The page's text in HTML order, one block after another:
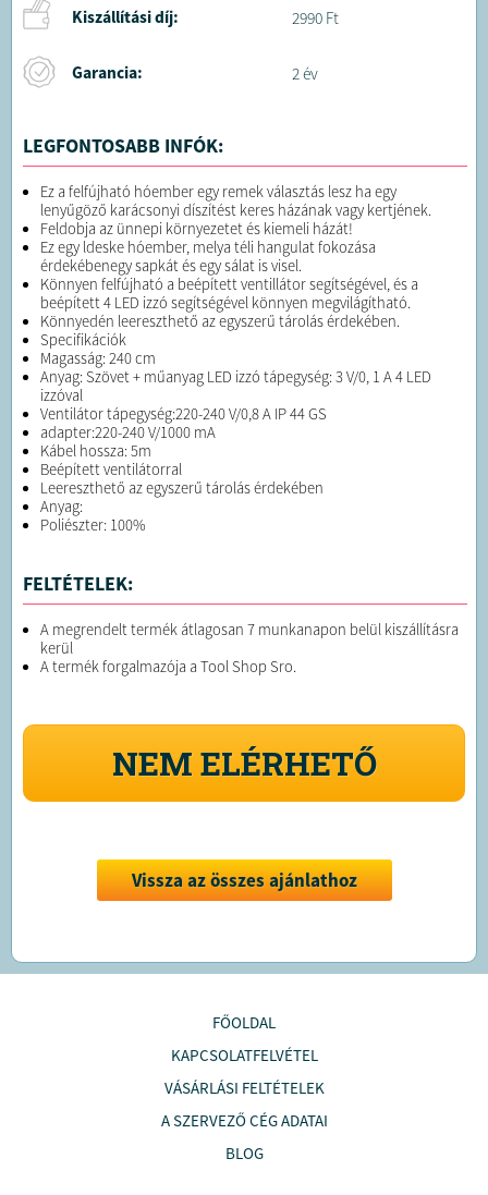
Kiszállítási díj: 2990 Ft
Garancia: 2 év
LEGFONTOSABB INFÓK:
Ez a felfújható hóember egy remek választás lesz ha egy
lenyűgöző karácsonyi díszítést keres házának vagy kertjének.
Feldobja az ünnepi környezetet és kiemeli házát!
Ez egy ldeske hóember, melya téli hangulat fokozása
érdekébenegy sapkát és egy sálat is visel.
Könnyen felfújható a beépített ventillátor segítségével, és a
beépített 4 LED izzó segítségével könnyen megvilágítható.
Könnyedén leereszthető az egyszerű tárolás érdekében.
Specifikációk
Magasság: 240 cm
Anyag: Szövet + műanyag LED izzó tápegység: 3 V/0, 1 A 4 LED
izzóval
Ventilátor tápegység:220-240 V/0,8 A IP 44 GS
adapter:220-240 V/1000 mA
Kábel hossza: 5m
Beépített ventilátorral
Leereszthető az egyszerű tárolás érdekében
Anyag:
Poliészter: 100%
FELTÉTELEK:
A megrendelt termék átlagosan 7 munkanapon belül kiszállításra
kerül
A termék forgalmazója a Tool Shop Sro.
NEM ELÉRHETŐ
Vissza az összes ajánlathoz
FŐOLDAL
KAPCSOLATFELVÉTEL
VÁSÁRLÁSI FELTÉTELEK
A SZERVEZŐ CÉG ADATAI
BLOG